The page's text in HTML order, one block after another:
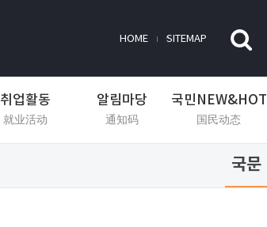
HOME SITEMAP
취업활동
就业活动
알림마당
通知码
국민NEW&HOT
国民动态
국문